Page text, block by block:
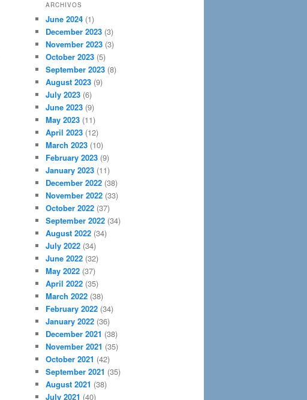
ARCHIVOS
June 2024 (1)
December 2023 (3)
November 2023 (3)
October 2023 (5)
September 2023 (8)
August 2023 (9)
July 2023 (6)
June 2023 (9)
May 2023 (11)
April 2023 (12)
March 2023 (10)
February 2023 (9)
January 2023 (11)
December 2022 (38)
November 2022 (33)
October 2022 (37)
September 2022 (34)
August 2022 (34)
July 2022 (34)
June 2022 (32)
May 2022 (37)
April 2022 (35)
March 2022 (38)
February 2022 (34)
January 2022 (36)
December 2021 (38)
November 2021 (35)
October 2021 (42)
September 2021 (35)
August 2021 (38)
July 2021 (40)